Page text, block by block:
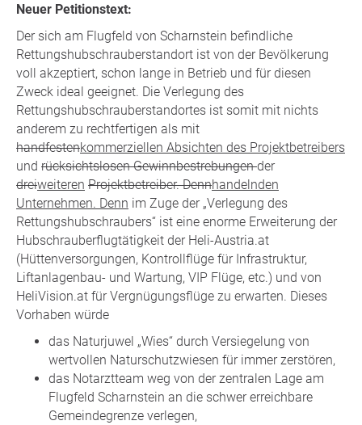
Neuer Petitionstext:
Der sich am Flugfeld von Scharnstein befindliche
Rettungshubschrauberstandort ist von der Bevölkerung
voll akzeptiert, schon lange in Betrieb und für diesen
Zweck ideal geeignet. Die Verlegung des
Rettungshubschrauberstandortes ist somit mit nichts
anderem zu rechtfertigen als mit
handfestenkommerziellen Absichten des Projektbetreibers
und rücksichtslosen Gewinnbestrebungender
dreiweiteren Projektbetreiber. Dennhandelnden
Unternehmen. Denn im Zuge der „Verlegung des
Rettungshubschraubers“ ist eine enorme Erweiterung der
Hubschrauberflugtätigkeit der Heli-Austria.at
(Hüttenversorgungen, Kontrollflüge für Infrastruktur,
Liftanlagenbau- und Wartung, VIP Flüge, etc.) und von
HeliVision.at für Vergnügungsflüge zu erwarten. Dieses
Vorhaben würde
das Naturjuwel „Wies“ durch Versiegelung von
wertvollen Naturschutzwiesen für immer zerstören,
das Notarztteam weg von der zentralen Lage am
Flugfeld Scharnstein an die schwer erreichbare
Gemeindegrenze verlegen,